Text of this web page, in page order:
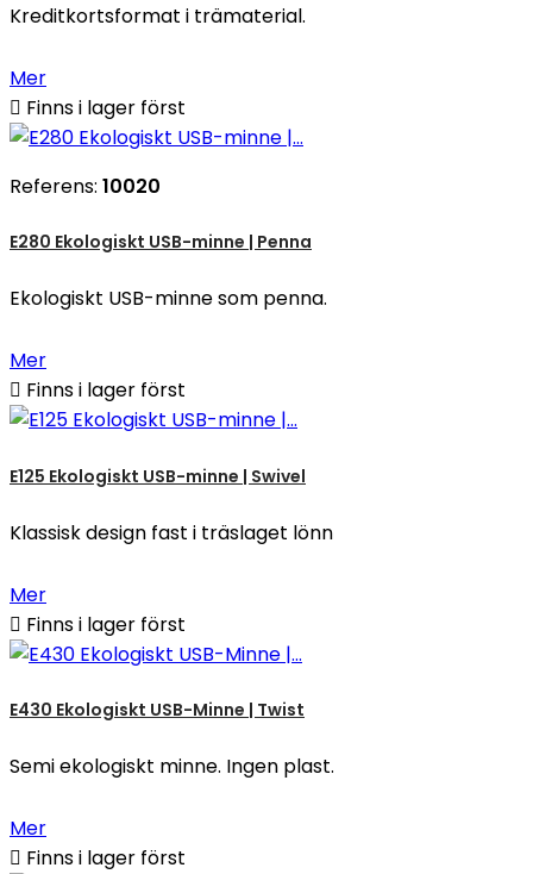
Kreditkortsformat i trämaterial.
Mer
 Finns i lager först
Referens: 10020
E280 Ekologiskt USB-minne | Penna
Ekologiskt USB-minne som penna.
Mer
 Finns i lager först
E125 Ekologiskt USB-minne | Swivel
Klassisk design fast i träslaget lönn
Mer
 Finns i lager först
E430 Ekologiskt USB-Minne | Twist
Semi ekologiskt minne. Ingen plast.
Mer
 Finns i lager först